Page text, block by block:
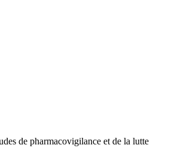
de pharmacovigilance et de la lutte